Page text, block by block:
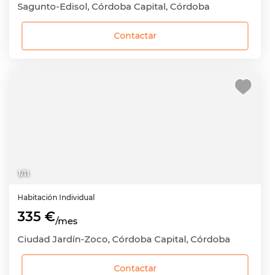
Sagunto-Edisol, Córdoba Capital, Córdoba
Contactar
1/11
Habitación Individual
335 €/mes
Ciudad Jardín-Zoco, Córdoba Capital, Córdoba
Contactar